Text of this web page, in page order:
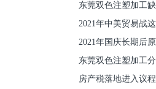
东莞双色注塑加工
2021年中美贸易战
2021年国庆长期后
东莞双色注塑加工
房产税落地进入议